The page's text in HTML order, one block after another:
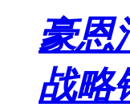
豪恩
战略